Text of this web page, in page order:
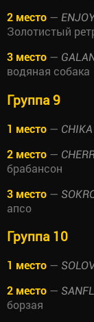
2 место —
Золотистый
3 место —
водяная собака
Группа 9
1 место —
2 место —
брабансон
3 место —
апсо
Группа 10
1 место —
2 место —
борзая